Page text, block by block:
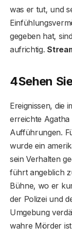
was er tut, und
gegeben hat,
aufrichtig.
4Sehen
Ereignissen, die
erreichte Agatha
Aufführungen.
wurde ein
sein Verhalten
führt angeblich
Bühne, wo er
der Polizei und
Umgebung
wahre Mörder